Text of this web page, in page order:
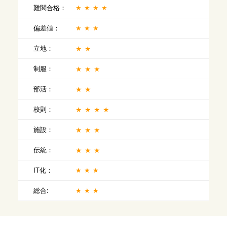
難関合格： ★★★★
偏差値： ★★★
立地： ★★
制服： ★★★
部活： ★★
校則： ★★★★
施設： ★★★
伝統： ★★★
IT化： ★★★
総合: ★★★